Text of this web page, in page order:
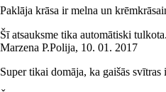
Paklāja krāsa ir melna un
Šī atsauksme tika automātiski tulkota.
Marzena P.Polija, 10. 01. 2017
Super tikai domāja, ka gaišās svītras